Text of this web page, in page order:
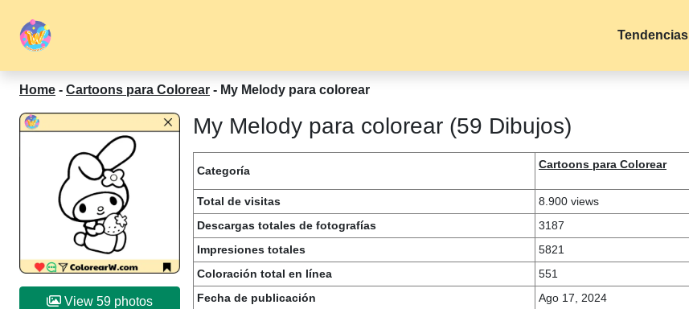
Tendencias
Home - Cartoons para Colorear - My Melody para colorear
View 59 photos
My Melody para colorear (59 Dibujos)
Categoría Cartoons para Colorear
Total de visitas
8.900 views
Descargas totales de fotografías
3187
Impresiones totales
5821
Coloración total en línea
551
Fecha de publicación
Ago 17, 2024